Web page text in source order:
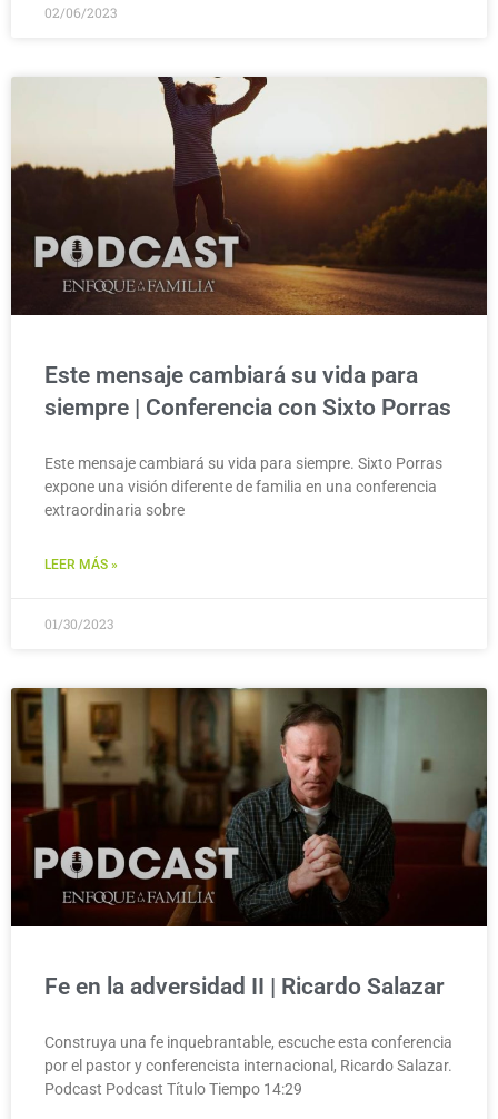
02/06/2023
Este mensaje cambiará su vida para
siempre | Conferencia con Sixto Porras
Este mensaje cambiará su vida para siempre. Sixto Porras
expone una visión diferente de familia en una conferencia
extraordinaria sobre
LEER MÁS »
01/30/2023
Fe en la adversidad II | Ricardo Salazar
Construya una fe inquebrantable, escuche esta conferencia
por el pastor y conferencista internacional, Ricardo Salazar.
Podcast Podcast Título Tiempo 14:29